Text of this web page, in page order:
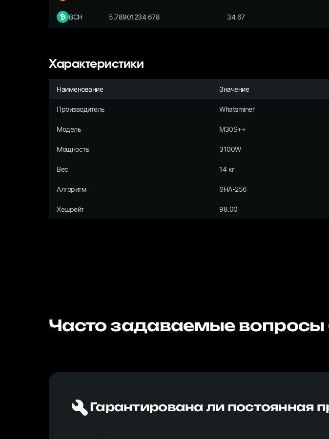
BCH 5.78901234 678 34.67
Характеристики
Наименование Значение
Производитель Whatsminer
Модель M30S++
Мощность 3100W
Вес 14 кг
Алгоритм SHA-256
Хешрейт 98.00
Часто задаваемые вопросы
Гарантирована ли постоянная